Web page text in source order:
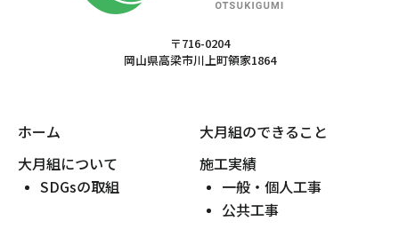
〒716-0204
岡山県高梁市川上町領家1864
ホーム
大月組のできること
大月組について
SDGsの取組
施工実績
一般・個人工事
公共工事